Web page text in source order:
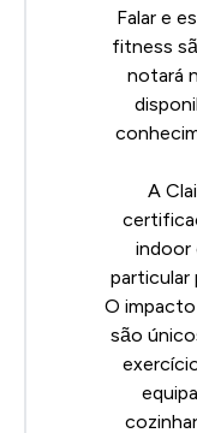
Falar e
fitness
notará
A
indoor
particular
O
são